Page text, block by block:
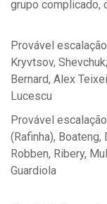
grupo complicado,
Provável
Kryvtsov,
Bernard, Alex
Lucescu
Provável
(Rafinha),
Robben, Ribery,
Guardiola